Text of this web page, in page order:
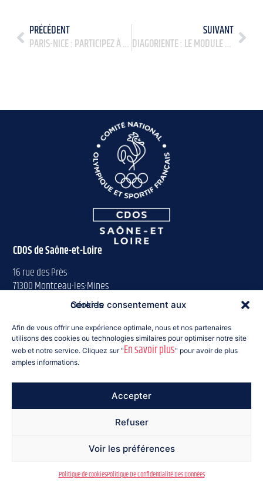
Gérer le consentement aux cookies
Afin de vous offrir une expérience optimale, nous et nos partenaires
utilisons des cookies ou technologies similaires pour optimiser notre site
web et notre service. Cliquez sur "En savoir plus" pour avoir de plus
amples informations.
Accepter
Refuser
Voir les préférences
Politique de cookiesPolitique De Confidentialité Des Données
PRÉCÉDENT
PARIS-NICE : PARTICIPEZ À LA MONTÉE D’UCHON
SUIVANT
DIAGORIENTE : LE MODULE BRILLO POUR VALORISER LES COMPÉTENCES DES BÉNÉVOLES, ARBITRES ET SPORTIFS DE HAUT NIVEAU
CDOS de Saône-et-Loire
16 rue des Près
71300 Montceau-les-Mines
Tél : 03 85 57 63 00
saoneetloire@franceolympique.com
Suivez-nous :
© 2026 CDOS 71
Mentions légalesRGPD